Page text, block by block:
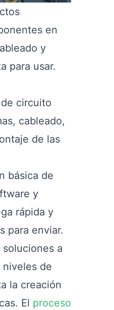
en
y
para usar.
circuito
cableado,
de las
básica de
y
rápida y
para enviar.
a
de
la creación
El proceso